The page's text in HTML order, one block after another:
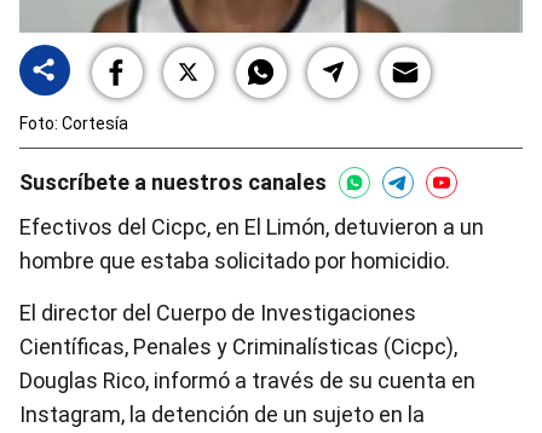
Foto: Cortesía
Suscríbete a nuestros canales
Efectivos del Cicpc, en El Limón, detuvieron a un
hombre que estaba solicitado por homicidio.
El director del Cuerpo de Investigaciones
Científicas, Penales y Criminalísticas (Cicpc),
Douglas Rico, informó a través de su cuenta en
Instagram, la detención de un sujeto en la